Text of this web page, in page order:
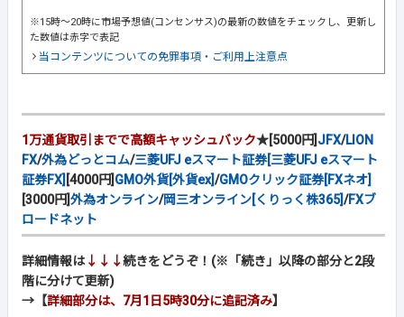
※15時～20時に市場予想値(コンセンサス)の最新の数値をチェックし、更新し
た数値は赤字で表記
当コンテンツについての免罪事項・ご利用上注意点
1万通貨取引までで高額キャッシュバック★[5000円] JFX/LION
FX/外為どっとコム/三菱UFJ eスマート証券[三菱UFJ eスマート
証券FX] [4000円] GMO外貨[外貨ex]/GMOクリック証券[FXネオ]
[3000円]外為オンライン/岡三オンライン[くりっく株365]/FXブ
ロードネット
詳細情報は↓↓↓続きをどうぞ！(※「続き」以降の部分と2段
階に分けて更新)
→【詳細部分は、7月1日5時30分に追記済み】